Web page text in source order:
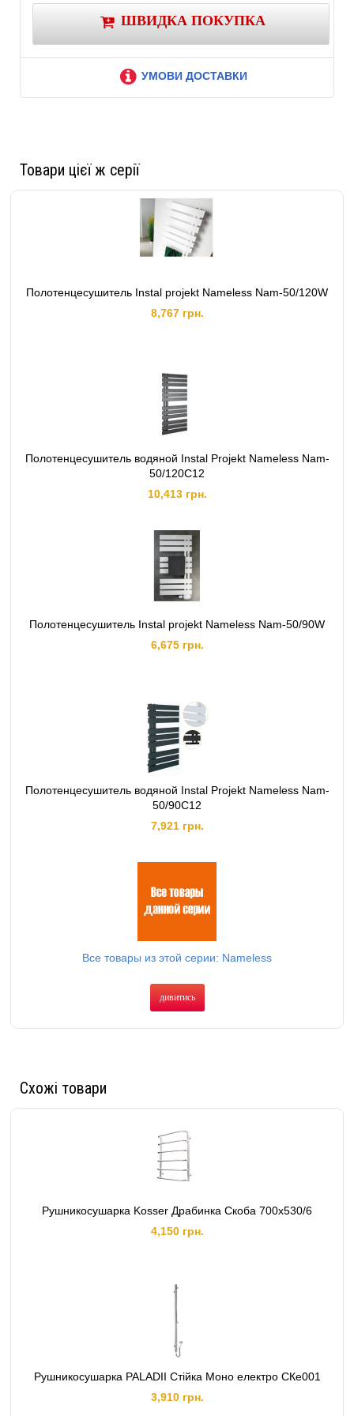
Наполнение: жидкостные
Степень защиты - IP44
ШВИДКА ПОКУПКА
УМОВИ ДОСТАВКИ
Товари цієї ж серії
Полотенцесушитель Instal projekt Nameless Nam-50/120W
8,767 грн.
Полотенцесушитель водяной Instal Projekt Nameless Nam-
50/120C12
10,413 грн.
Полотенцесушитель Instal projekt Nameless Nam-50/90W
6,675 грн.
Полотенцесушитель водяной Instal Projekt Nameless Nam-
50/90C12
7,921 грн.
Все товары из этой серии: Nameless
дивитись
Схожі товари
Рушникосушарка Kosser Драбинка Скоба 700х530/6
4,150 грн.
Рушникосушарка PALADII Стійка Моно електро СКе001
3,910 грн.